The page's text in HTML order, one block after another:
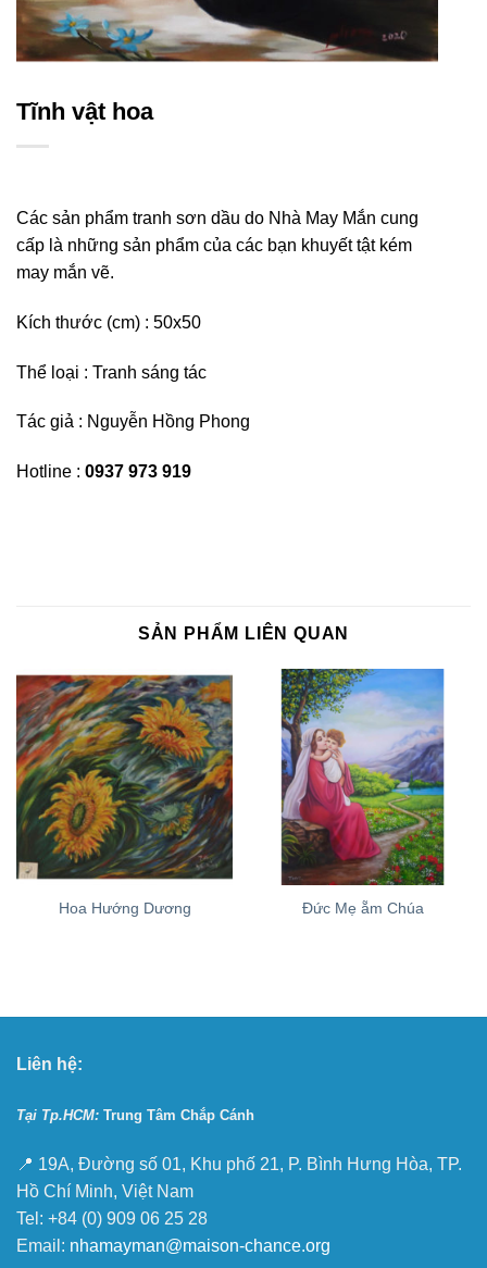
Tĩnh vật hoa
Các sản phẩm tranh sơn dầu do Nhà May Mắn cung
cấp là những sản phẩm của các bạn khuyết tật kém
may mắn vẽ.
Kích thước (cm) : 50x50
Thể loại : Tranh sáng tác
Tác giả : Nguyễn Hồng Phong
Hotline : 0937 973 919
SẢN PHẨM LIÊN QUAN
Hoa Hướng Dương Đức Mẹ ẵm Chúa
Liên hệ:
Tại Tp.HCM: Trung Tâm Chắp Cánh
📍 19A, Đường số 01, Khu phố 21, P. Bình Hưng Hòa, TP.
Hồ Chí Minh, Việt Nam
Tel: +84 (0) 909 06 25 28
Email: nhamayman@maison-chance.org